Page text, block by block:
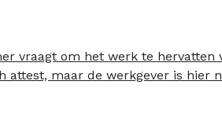
vraagt om het werk te hervatten
attest, maar de werkgever is hier